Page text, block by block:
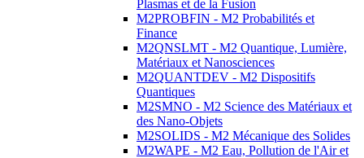
Plasmas et de la Fusion
M2PROBFIN - M2 Probabilités et
Finance
M2QNSLMT - M2 Quantique, Lumière,
Matériaux et Nanosciences
M2QUANTDEV - M2 Dispositifs
Quantiques
M2SMNO - M2 Science des Matériaux et
des Nano-Objets
M2SOLIDS - M2 Mécanique des Solides
M2WAPE - M2 Eau, Pollution de l'Air et